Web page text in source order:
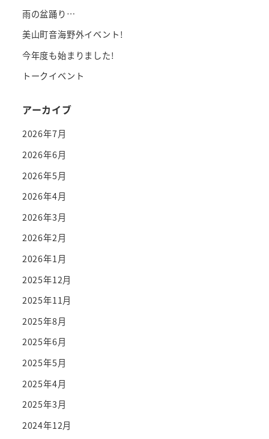
雨の盆踊り…
美山町音海野外イベント!
今年度も始まりました!
トークイベント
アーカイブ
2026年7月
2026年6月
2026年5月
2026年4月
2026年3月
2026年2月
2026年1月
2025年12月
2025年11月
2025年8月
2025年6月
2025年5月
2025年4月
2025年3月
2024年12月